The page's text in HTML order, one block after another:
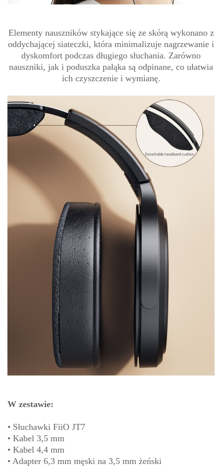
Elementy nauszników stykające się ze skórą wykonano z
oddychającej siateczki, która minimalizuje nagrzewanie i
dyskomfort podczas długiego słuchania. Zarówno
nauszniki, jak i poduszka pałąka są odpinane, co ułatwia
ich czyszczenie i wymianę.
W zestawie:
• Słuchawki FiiO JT7
• Kabel 3,5 mm
• Kabel 4,4 mm
• Adapter 6,3 mm męski na 3,5 mm żeński